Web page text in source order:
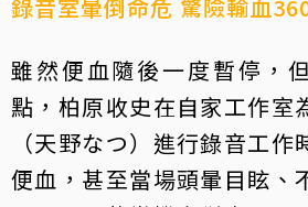
錄音室暈倒命危 驚險輸血
雖然便血隨後一度暫停，
點，柏原收史在自家工作室
（天野なつ）進行錄音工
便血，甚至當場頭暈目眩、